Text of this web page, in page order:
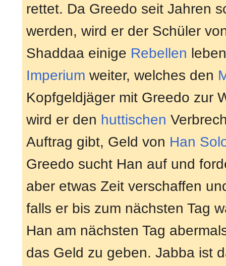
rettet. Da Greedo seit Jahren
werden, wird er der Schüler
Shaddaa einige Rebellen
Imperium weiter, welches den
Kopfgeldjäger mit Greedo zur
wird er den huttischen
Auftrag gibt, Geld von Han
Greedo sucht Han auf und
aber etwas Zeit verschaffen
falls er bis zum nächsten Tag
Han am nächsten Tag
das Geld zu geben. Jabba ist